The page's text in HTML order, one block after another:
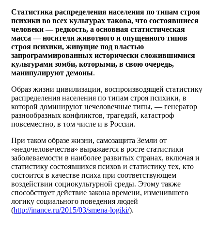
Статистика распределения населения по типам строя
психики во всех культурах такова, что состоявшиеся
человеки — редкость, а основная статистическая
масса — носители животного и опущенного типов
строя психики, живущие под властью
запрограммированных исторически сложившимися
культурами зомби, которыми, в свою очередь,
манипулируют демоны.
Образ жизни цивилизации, воспроизводящей статистику
распределения населения по типам строя психики, в
которой доминируют нечеловечные типы, — генератор
разнообразных конфликтов, трагедий, катастроф
повсеместно, в том числе и в России.
При таком образе жизни, самозащита Земли от
«недочеловечества» выражается в росте статистики
заболеваемости в наиболее развитых странах, включая и
статистику состоявшихся психов и статистику тех, кто
состоится в качестве психа при соответствующем
воздействии социокультурной среды. Этому также
способствует действие закона времени, изменившего
логику социального поведения людей
(http://inance.ru/2015/03/smena-logiki/).